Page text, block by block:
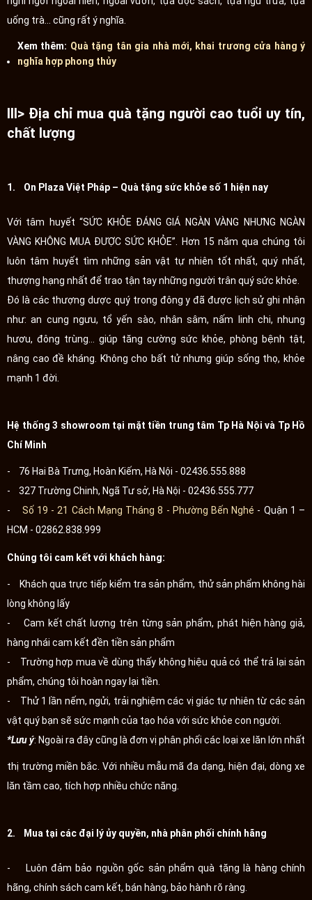
uống trà... cũng rất ý nghĩa.
Xem thêm: Quà tặng tân gia nhà mới, khai trương cửa hàng ý
nghĩa hợp phong thủy
III> Địa chỉ mua quà tặng người cao tuổi uy tín,
chất lượng
1. On Plaza Việt Pháp – Quà tặng sức khỏe số 1 hiện nay
Với tâm huyết “SỨC KHỎE ĐÁNG GIÁ NGÀN VÀNG NHƯNG NGÀN
VÀNG KHÔNG MUA ĐƯỢC SỨC KHỎE”. Hơn 15 năm qua chúng tôi
luôn tâm huyết tìm những sản vật tự nhiên tốt nhất, quý nhất,
thượng hạng nhất để trao tận tay những người trân quý sức khỏe.
Đó là các thượng dược quý trong đông y đã được lịch sử ghi nhận
như: an cung ngưu, tổ yến sào, nhân sâm, nấm linh chi, nhung
hươu, đông trùng... giúp tăng cường sức khỏe, phòng bệnh tật,
nâng cao đề kháng. Không cho bất tử nhưng giúp sống thọ, khỏe
mạnh 1 đời.
Hệ thống 3 showroom tại mặt tiền trung tâm Tp Hà Nội và Tp Hồ
Chí Minh
- 76 Hai Bà Trưng, Hoàn Kiếm, Hà Nội - 02436.555.888
- 327 Trường Chinh, Ngã Tư sở, Hà Nội - 02436.555.777
- Số 19 - 21 Cách Mạng Tháng 8 - Phường Bến Nghé - Quận 1 –
HCM - 02862.838.999
Chúng tôi cam kết với khách hàng:
- Khách qua trực tiếp kiểm tra sản phẩm, thử sản phẩm không hài
lòng không lấy
- Cam kết chất lượng trên từng sản phẩm, phát hiện hàng giả,
hàng nhái cam kết đền tiền sản phẩm
- Trường hợp mua về dùng thấy không hiệu quả có thể trả lại sản
phẩm, chúng tôi hoàn ngay lại tiền.
- Thử 1 lần nếm, ngửi, trải nghiệm các vị giác tự nhiên từ các sản
vật quý bạn sẽ sức mạnh của tạo hóa với sức khỏe con người.
*Lưu ý: Ngoài ra đây cũng là đơn vị phân phối các loại xe lăn lớn nhất
thị trường miền bắc. Với nhiều mẫu mã đa dạng, hiện đại, dòng xe
lăn tầm cao, tích hợp nhiều chức năng.
2. Mua tại các đại lý ủy quyền, nhà phân phối chính hãng
- Luôn đảm bảo nguồn gốc sản phẩm quà tặng là hàng chính
hãng, chính sách cam kết, bán hàng, bảo hành rõ ràng.